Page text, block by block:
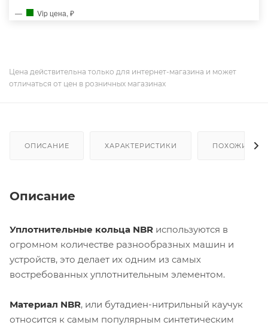
Vip цена, ₽
Цена действительна только для интернет-магазина и может
отличаться от цен в розничных магазинах
ОПИСАНИЕ ХАРАКТЕРИСТИКИ ПОХОЖИЕ
Описание
Уплотнительные кольца NBR используются в
огромном количестве разнообразных машин и
устройств, это делает их одним из самых
востребованных уплотнительным элементом.
Материал NBR, или бутадиен-нитрильный каучук
относится к самым популярным синтетическим